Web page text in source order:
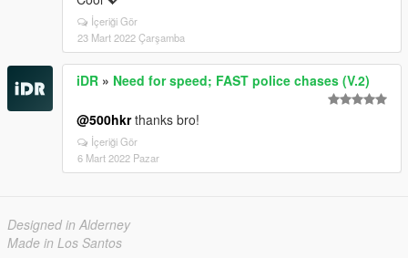
İçeriği Gör
23 Mart 2022 Çarşamba
iDR » Need for speed; FAST police chases (V.2)
@500hkrthanks bro!
İçeriği Gör
6 Mart 2022 Pazar
Designed in Alderney
Made in Los Santos